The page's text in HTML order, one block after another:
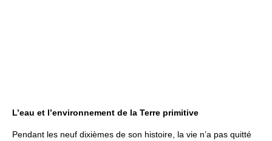
L’eau et l’environnement de la Terre primitive
Pendant les neuf dixièmes de son histoire, la vie n’a pas quitté